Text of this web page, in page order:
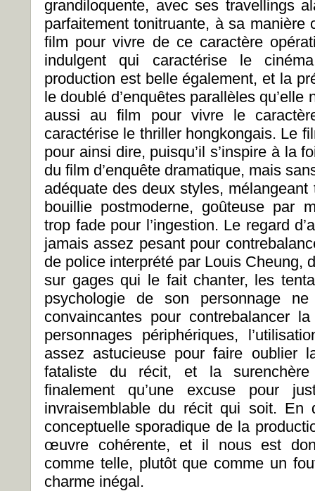
grandiloquente, avec ses travellings
parfaitement tonitruante, à sa manière
film pour vivre de ce caractère
indulgent qui caractérise le
production est belle également, et la
le doublé d’enquêtes parallèles
aussi au film pour vivre le
caractérise le thriller hongkongais. Le
pour ainsi dire, puisqu’il s’inspire à la
du film d’enquête dramatique, mais
adéquate des deux styles,
bouillie postmoderne, goûteuse par
trop fade pour l’ingestion. Le regard
jamais assez pesant pour
de police interprété par Louis Cheung,
sur gages qui le fait chanter, les
psychologie de son personnage
convaincantes pour contrebalancer
personnages périphériques,
assez astucieuse pour faire oublier
fataliste du récit, et la
finalement qu’une excuse pour
invraisemblable du récit qui soit. En
conceptuelle sporadique de la
œuvre cohérente, et il nous est
comme telle, plutôt que comme un
charme inégal.